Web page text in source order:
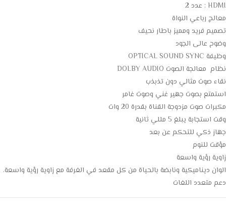
HDMI : عدد 2
معالج رباعي النواة
تصميم فريد ومميز باطار نحيف
وضوح عالى الجود
وظيفة OPTICAL SOUND SYNC
نظام معالجة الصوت DOLBY AUDIO
نقاء صوت مثالي دون تذبذب
استمتع بصوت جهير غني وصوت غامر
مكبرات صوت مزدوجة القناة بقدرة 20 وات
وقت استجابة يبلغ 5 مللي ثانية
جهاز ذكي للتحكم عن بعد
مؤقت للنوم
زاوية رؤية واسعة
الوان ديناميكية ونابضة بالحياة من كل مقعد في الغرفة مع زاوية رؤية واسعة.
دعم متعدد اللغات